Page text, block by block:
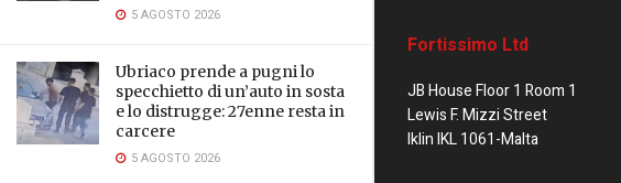
5 AGOSTO 2026
Ubriaco prende a pugni lo
specchietto di un’auto in sosta
e lo distrugge: 27enne resta in
carcere
5 AGOSTO 2026
Fortissimo Ltd
JB House Floor 1 Room 1
Lewis F. Mizzi Street
Iklin IKL 1061-Malta